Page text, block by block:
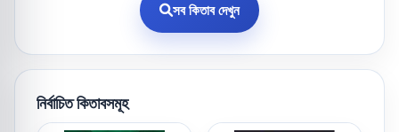
সব কিতাব দেখুন
নির্বাচিত কিতাবসমূহ